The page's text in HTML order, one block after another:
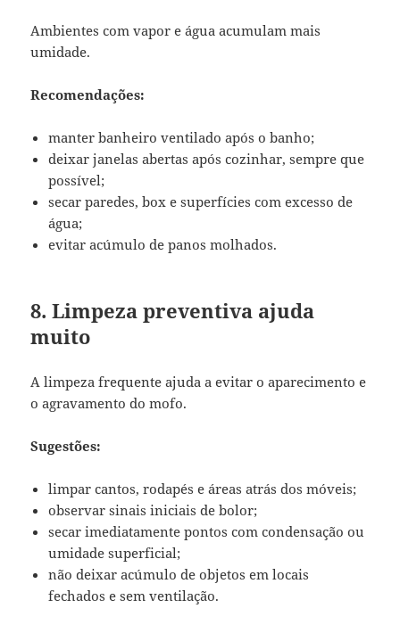
Ambientes com vapor e água acumulam mais
umidade.
Recomendações:
manter banheiro ventilado após o banho;
deixar janelas abertas após cozinhar, sempre que
possível;
secar paredes, box e superfícies com excesso de
água;
evitar acúmulo de panos molhados.
8. Limpeza preventiva ajuda
muito
A limpeza frequente ajuda a evitar o aparecimento e
o agravamento do mofo.
Sugestões:
limpar cantos, rodapés e áreas atrás dos móveis;
observar sinais iniciais de bolor;
secar imediatamente pontos com condensação ou
umidade superficial;
não deixar acúmulo de objetos em locais
fechados e sem ventilação.